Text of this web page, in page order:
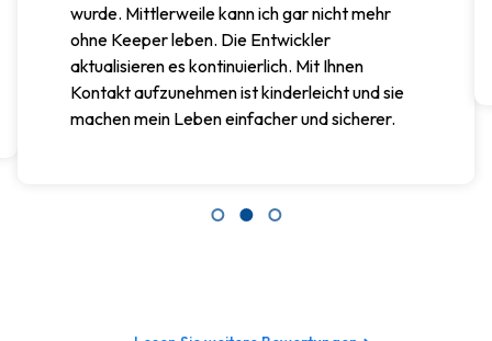
wurde. Mittlerweile kann ich gar nicht mehr
ohne Keeper leben. Die Entwickler
aktualisieren es kontinuierlich. Mit Ihnen
Kontakt aufzunehmen ist kinderleicht und sie
machen mein Leben einfacher und sicherer.